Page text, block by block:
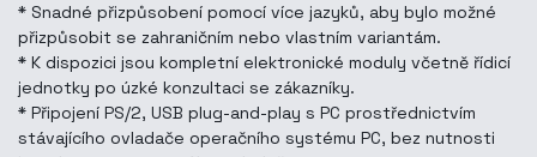
* Snadné přizpůsobení pomocí více jazyků, aby bylo možné
přizpůsobit se zahraničním nebo vlastním variantám.
* K dispozici jsou kompletní elektronické moduly včetně řídicí
jednotky po úzké konzultaci se zákazníky.
* Připojení PS/2, USB plug-and-play s PC prostřednictvím
stávajícího ovladače operačního systému PC, bez nutnosti